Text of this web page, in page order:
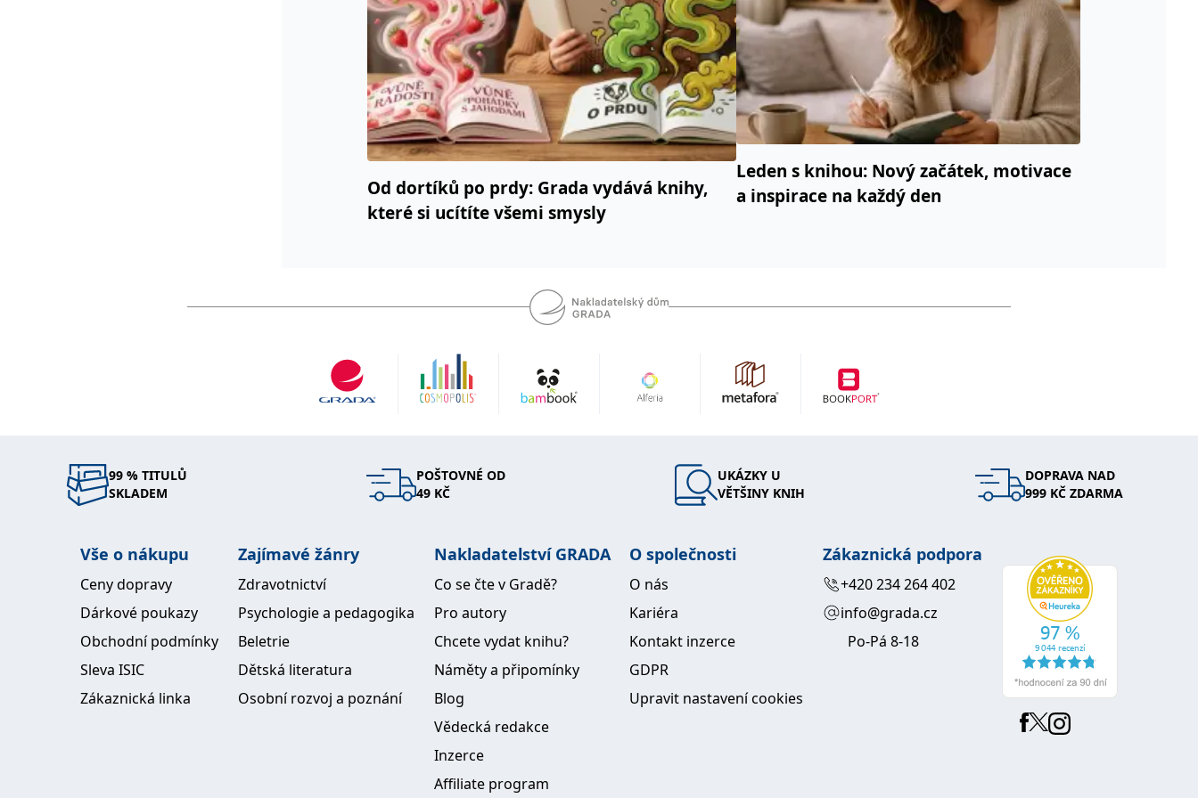
Od dortíků po prdy: Grada vydává knihy,
které si ucítíte všemi smysly
Leden s knihou: Nový začátek, motivace
a inspirace na každý den
99 % TITULŮ
SKLADEM
POŠTOVNÉ OD
49 KČ
UKÁZKY U
VĚTŠINY KNIH
DOPRAVA NAD
999 KČ ZDARMA
Vše o nákupu
Ceny dopravy
Dárkové poukazy
Obchodní podmínky
Sleva ISIC
Zákaznická linka
Zajímavé žánry
Zdravotnictví
Psychologie a pedagogika
Beletrie
Dětská literatura
Osobní rozvoj a poznání
Nakladatelství GRADA
Co se čte v Gradě?
Pro autory
Chcete vydat knihu?
Náměty a připomínky
Blog
Vědecká redakce
Inzerce
Affiliate program
O společnosti
O nás
Kariéra
Kontakt inzerce
GDPR
Upravit nastavení cookies
Zákaznická podpora
+420 234 264 402
info@grada.cz
Po-Pá 8-18